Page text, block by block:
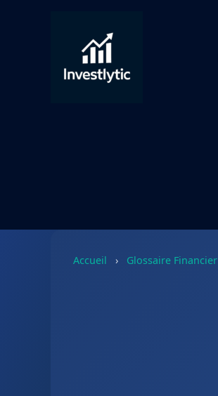
Accueil › Glossaire Financier